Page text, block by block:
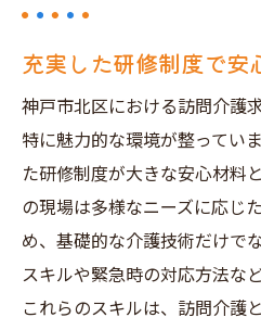
充実した研修制度で安
神戸市北区における訪問介護
特に魅力的な環境が整ってい
た研修制度が大きな安心材料
の現場は多様なニーズに応じ
め、基礎的な介護技術だけで
スキルや緊急時の対応方法な
これらのスキルは、訪問介護